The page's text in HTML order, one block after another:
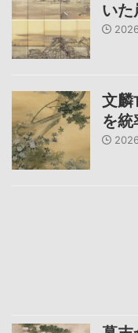
いた
文麟
を